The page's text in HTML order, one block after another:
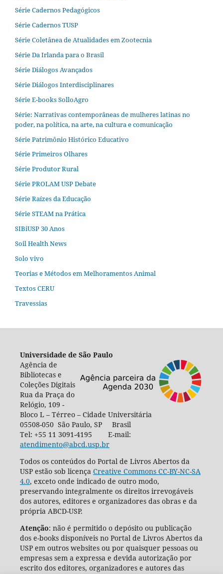
Série Cadernos Pedagógicos
Série Cadernos TUSP
Série Coletânea de Atualidades em Zootecnia
Série Da Irlanda para o Brasil
Série Diálogos Avançados
Série Diálogos Interdisciplinares
Série E-books SolloAgro
Série: Narrativas contemporâneas de mulheres latinas no
poder, na política, na arte, na cultura e comunicação
Série Patrimônio Histórico Educativo
Série Primeiros Olhares
Série Produtor Rural
Série PROLAM USP Debate
Série Raízes da Educação
Série STEAM na Prática
SIBiUSP 30 Anos
Soil Health News
Solo vivo
Teorias e Métodos em Melhoramentos Animal
Textos CERU
Travessias
Universidade de São Paulo
Agência de
Bibliotecas e
Coleções Digitais
Rua da Praça do
Relógio, 109 -
Bloco L – Térreo – Cidade Universitária
05508-050 São Paulo, SP Brasil
Tel: +55 11 3091-4195 E-mail:
atendimento@abcd.usp.br
Todos os conteúdos do Portal de Livros Abertos da
USP estão sob licença Creative Commons CC-BY-NC-SA
4.0, exceto onde indicado de outro modo,
preservando integralmente os direitos irrevogáveis
dos autores, editores e organizadores das obras e da
própria ABCD-USP.
Atenção: não é permitido o depósito ou publicação
dos e-books disponíveis no Portal de Livros Abertos da
USP em outros websites ou por quaisquer pessoas ou
empresas sem a expressa e devida autorização por
escrito dos editores, organizadores e autores das